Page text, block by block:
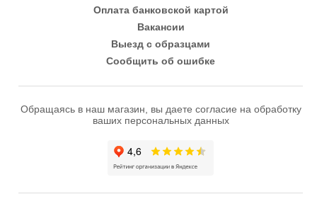
Оплата банковской картой
Вакансии
Выезд с образцами
Сообщить об ошибке
Обращаясь в наш магазин, вы даете согласие на обработку
ваших персональных данных